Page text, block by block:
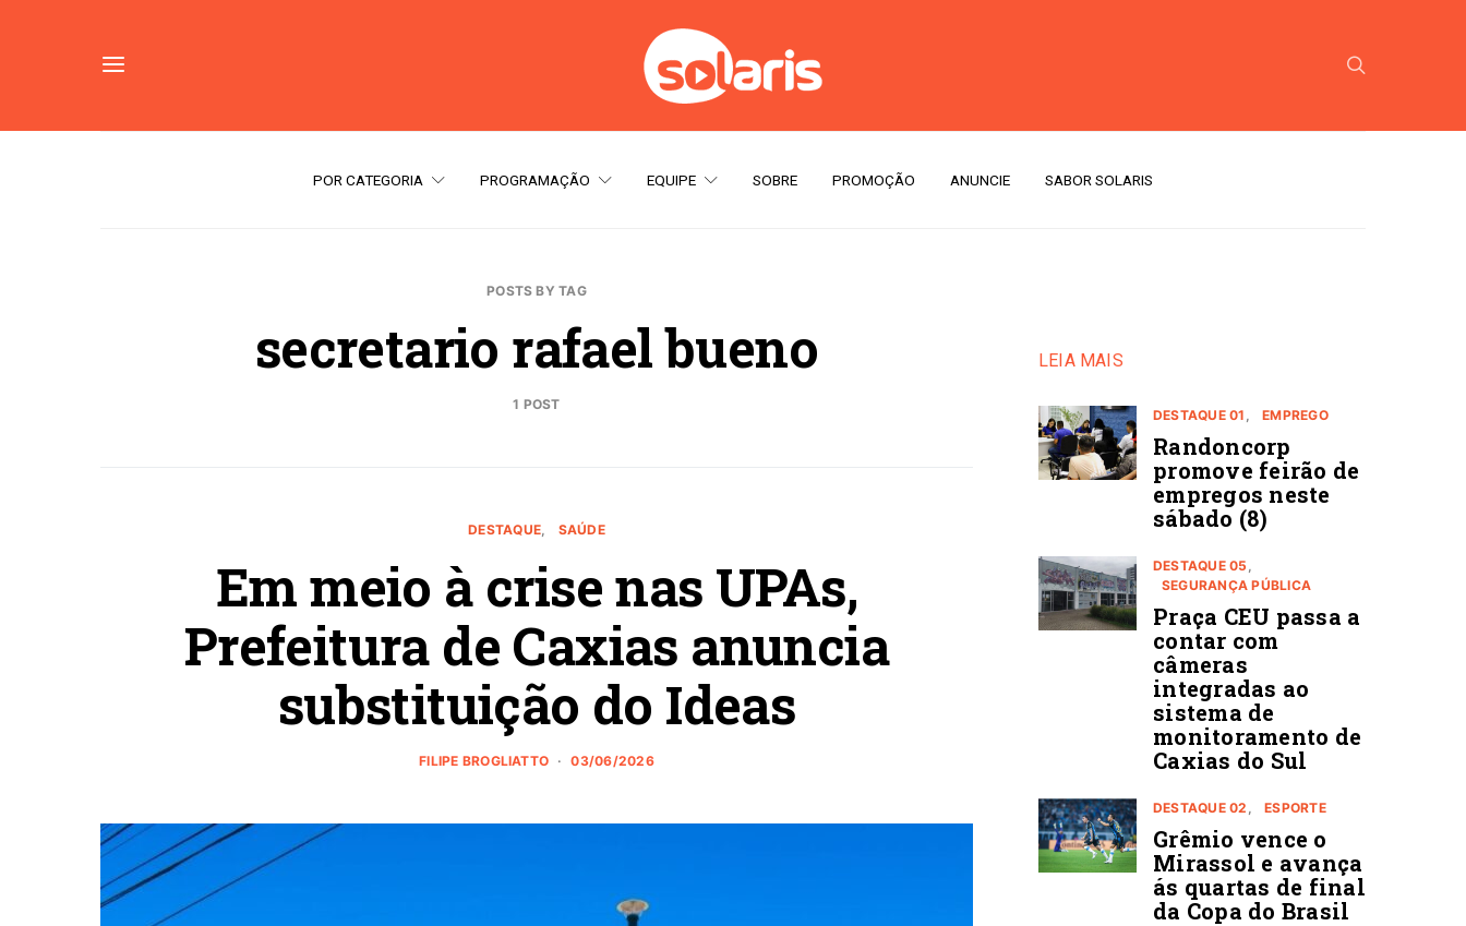
POR CATEGORIA PROGRAMAÇÃO EQUIPE SOBRE PROMOÇÃO ANUNCIE SABOR SOLARIS
POSTS BY TAG
secretario rafael bueno
1 POST
DESTAQUE SAÚDE
Em meio à crise nas UPAs,
Prefeitura de Caxias anuncia
substituição do Ideas
FILIPE BROGLIATTO 03/06/2026
LEIA MAIS
DESTAQUE 01 EMPREGO
Randoncorp
promove feirão de
empregos neste
sábado (8)
DESTAQUE 05
SEGURANÇA PÚBLICA
Praça CEU passa a
contar com
câmeras
integradas ao
sistema de
monitoramento de
Caxias do Sul
DESTAQUE 02 ESPORTE
Grêmio vence o
Mirassol e avança
ás quartas de final
da Copa do Brasil